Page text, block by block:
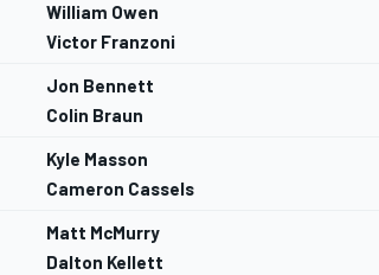
William Owen
Victor Franzoni
Jon Bennett
Colin Braun
Kyle Masson
Cameron Cassels
Matt McMurry
Dalton Kellett